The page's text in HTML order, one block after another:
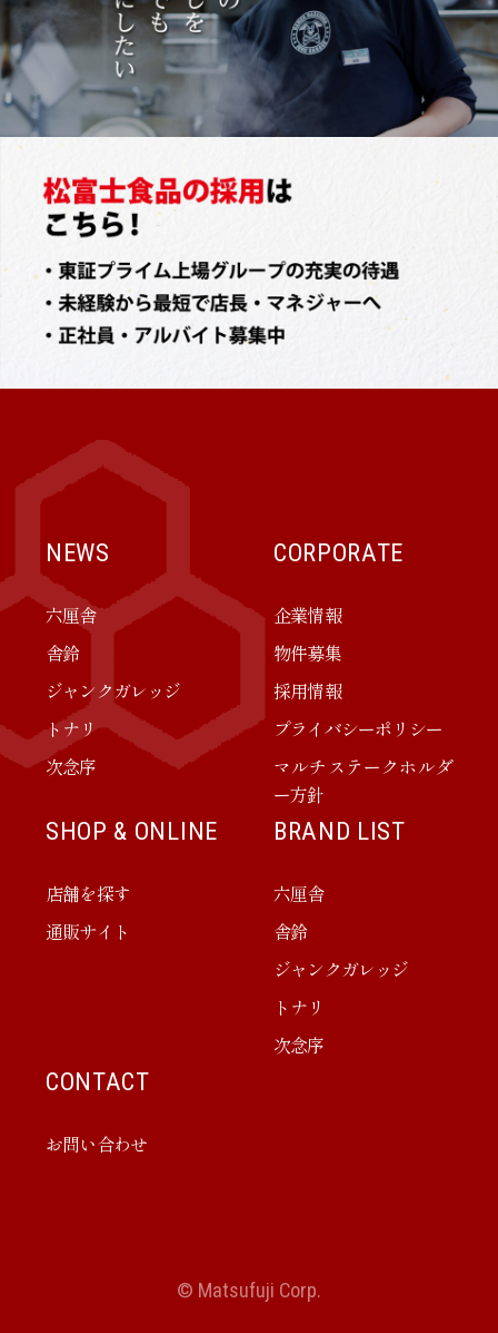
NEWS
六厘舎
舎鈴
ジャンクガレッジ
トナリ
次念序
CORPORATE
企業情報
物件募集
採用情報
プライバシーポリシー
マルチステークホルダ
ー方針
SHOP & ONLINE
店舗を探す
通販サイト
BRAND LIST
六厘舎
舎鈴
ジャンクガレッジ
トナリ
次念序
CONTACT
お問い合わせ
© Matsufuji Corp.